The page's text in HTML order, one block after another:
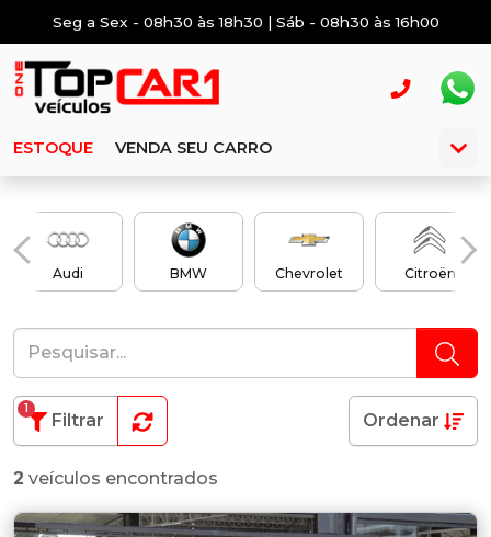
Seg a Sex - 08h30 às 18h30 | Sáb - 08h30 às 16h00
ESTOQUE VENDA SEU CARRO
Audi BMW Chevrolet Citroën
Filtrar
1
Ordenar
2 veículos encontrados